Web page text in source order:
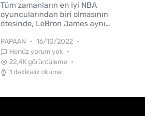
Tüm zamanların en iyi NBA
oyuncularından biri olmasının
ötesinde, LeBron James aynı…
PAPAAN
16/10/2022
Henüz yorum yok
22,4K görüntüleme
1 dakikalık okuma